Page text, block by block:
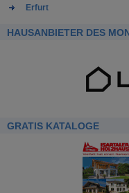
Erfurt
HAUSANBIETER DES
GRATIS KATALOGE